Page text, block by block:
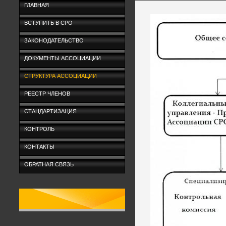
ГЛАВНАЯ
ВСТУПИТЬ В СРО
ЗАКОНОДАТЕЛЬСТВО
ДОКУМЕНТЫ АССОЦИАЦИИ
СТРУКТУРА АССОЦИАЦИИ
РЕЕСТР ЧЛЕНОВ
СТАНДАРТИЗАЦИЯ
КОНТРОЛЬ
КОНТАКТЫ
ОБРАТНАЯ СВЯЗЬ